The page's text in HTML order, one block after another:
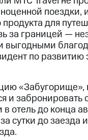
для
за границей —
выгодными
по
и
отель до конца
сутки до заезда